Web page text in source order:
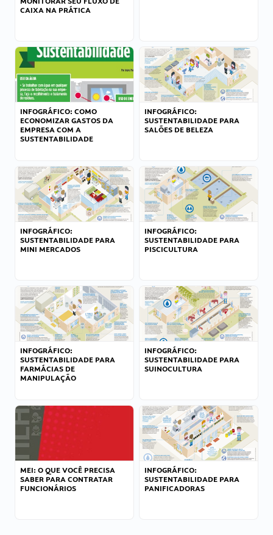
CAIXA NA PRÁTICA
INFOGRÁFICO: COMO
ECONOMIZAR GASTOS DA
EMPRESA COM A
SUSTENTABILIDADE
INFOGRÁFICO:
SUSTENTABILIDADE PARA
SALÕES DE BELEZA
INFOGRÁFICO:
SUSTENTABILIDADE PARA
MINI MERCADOS
INFOGRÁFICO:
SUSTENTABILIDADE PARA
PISCICULTURA
INFOGRÁFICO:
SUSTENTABILIDADE PARA
FARMÁCIAS DE
MANIPULAÇÃO
INFOGRÁFICO:
SUSTENTABILIDADE PARA
SUINOCULTURA
MEI: O QUE VOCÊ PRECISA
SABER PARA CONTRATAR
FUNCIONÁRIOS
INFOGRÁFICO:
SUSTENTABILIDADE PARA
PANIFICADORAS